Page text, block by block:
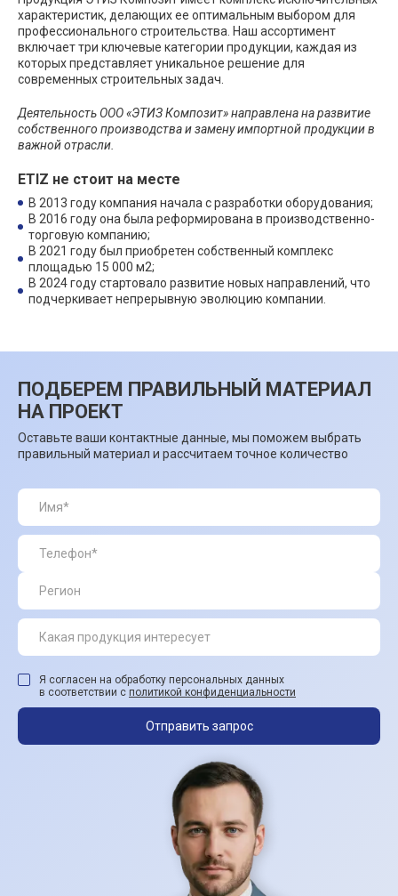
характеристик, делающих ее оптимальным выбором для
профессионального строительства. Наш ассортимент
включает три ключевые категории продукции, каждая из
которых представляет уникальное решение для
современных строительных задач.
Деятельность ООО «ЭТИЗ Композит» направлена на развитие
собственного производства и замену импортной продукции в
важной отрасли.
ETlZ не стоит на месте
В 2013 году компания начала с разработки оборудования;
В 2016 году она была реформирована в производственно-
торговую компанию;
В 2021 году был приобретен собственный комплекс
площадью 15 000 м2;
В 2024 году стартовало развитие новых направлений, что
подчеркивает непрерывную эволюцию компании.
ПОДБЕРЕМ ПРАВИЛЬНЫЙ МАТЕРИАЛ
НА ПРОЕКТ
Оставьте ваши контактные данные, мы поможем выбрать
правильный материал и рассчитаем точное количество
Я согласен на обработку персональных данных
в соответствии с политикой конфиденциальности
Отправить запрос